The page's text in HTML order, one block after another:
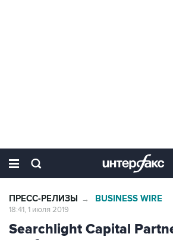
ПРЕСС-РЕЛИЗЫ → BUSINESS WIRE
18:41, 1 июля 2019
Searchlight Capital